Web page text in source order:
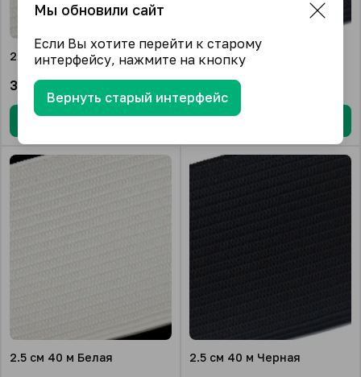
2 см 40 м Белая
305.00₽/шт.
В корзину
2 см 40 м Черная
313.00₽/шт.
2.5 см 40 м Белая 2.5 см 40 м Черная
Мы обновили сайт
Если Вы хотите перейти к старому
интерфейсу, нажмите на кнопку
Вернуть старый интерфейс